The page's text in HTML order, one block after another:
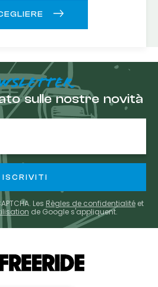
sulle nostre novità
Les Règles de confidentialité et
de Google s'appliquent.